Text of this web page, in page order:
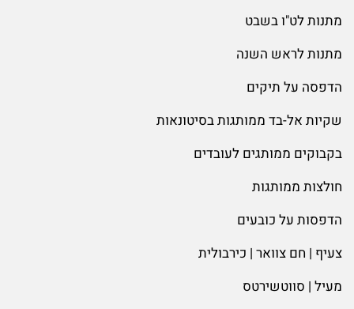
מתנות לט"ו בשבט
מתנות לראש השנה
הדפסה על תיקים
שקיות אל-בד ממותגות בסיטונאות
בקבוקים ממותגים לעובדים
חולצות ממותגות
הדפסות על כובעים
צעיף | חם צוואר | כירבולית
מעיל | סווטשירטס